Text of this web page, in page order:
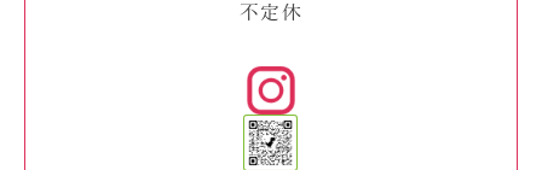
不定休